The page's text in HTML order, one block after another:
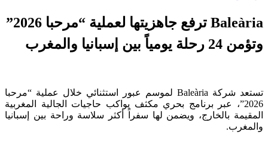
Baleària ترفع جاهزيتها لعملية “مرحبا 2026”
وتؤمن 24 رحلة يومياً بين إسبانيا والمغرب
تستعد شركة Baleària لموسم عبور استثنائي خلال عملية “مرحبا
2026”، عبر برنامج بحري مكثف يواكب حاجيات الجالية المغربية
المقيمة بالخارج، ويضمن لها سفراً أكثر سلاسة وراحة بين إسبانيا
والمغرب.